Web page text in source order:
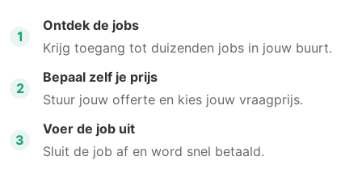
1
Ontdek de jobs
Krijg toegang tot duizenden jobs in jouw buurt.
2
Bepaal zelf je prijs
Stuur jouw offerte en kies jouw vraagprijs.
3
Voer de job uit
Sluit de job af en word snel betaald.